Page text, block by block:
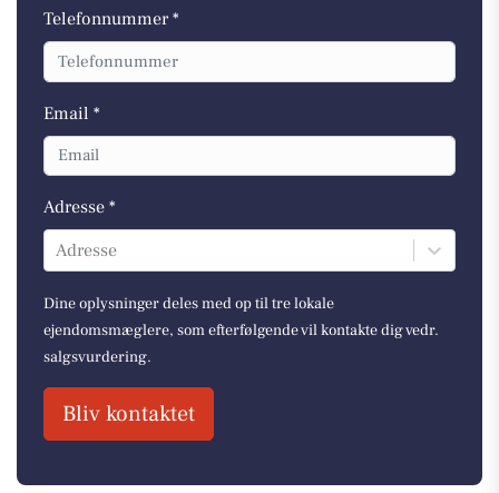
Telefonnummer *
Email *
Adresse *
Adresse
Dine oplysninger deles med op til tre lokale
ejendomsmæglere, som efterfølgende vil kontakte dig vedr.
salgsvurdering.
Bliv kontaktet